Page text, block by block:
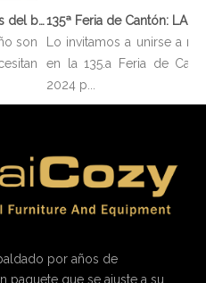
¿Qué son las comodidades del baño?
son
Lo invitamos a unirse a
en la 135.a Feria de
2024 p...
por años de
paquete que se ajuste a su